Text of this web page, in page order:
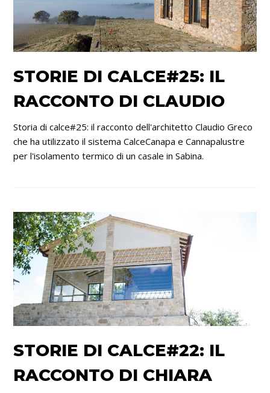
STORIE DI CALCE#25: IL
RACCONTO DI CLAUDIO
Storia di calce#25: il racconto dell'architetto Claudio Greco
che ha utilizzato il sistema CalceCanapa e Cannapalustre
per l'isolamento termico di un casale in Sabina.
STORIE DI CALCE#22: IL
RACCONTO DI CHIARA